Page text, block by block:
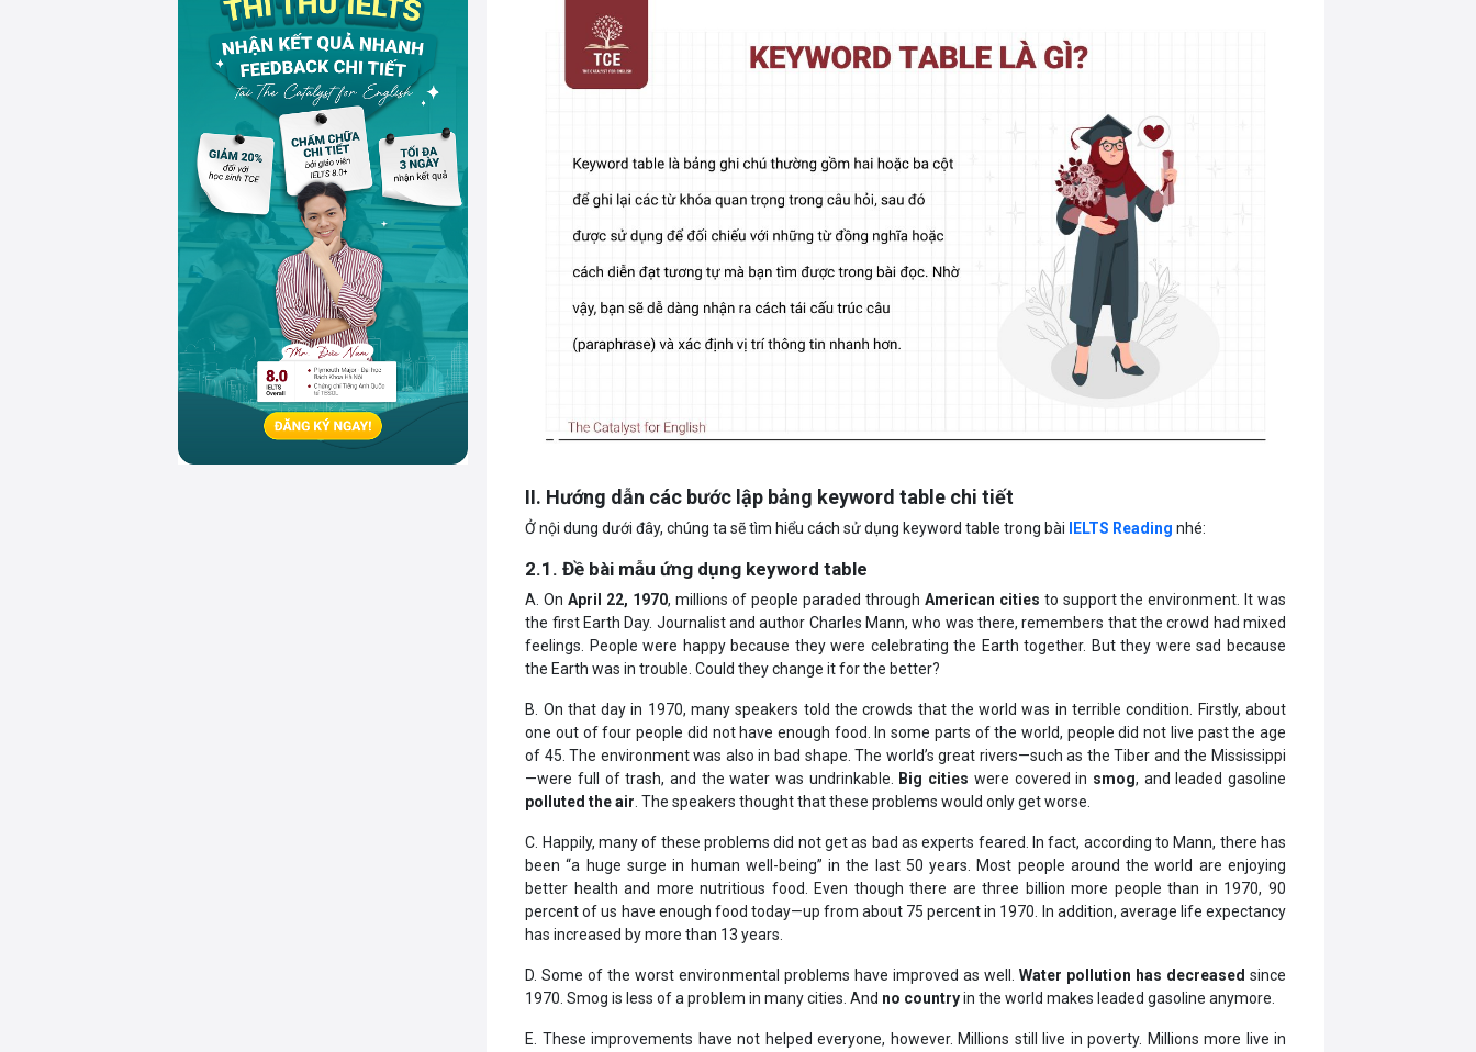
II. Hướng dẫn các bước lập bảng keyword table chi tiết
Ở nội dung dưới đây, chúng ta sẽ tìm hiểu cách sử dụng keyword table trong bài IELTS Reading nhé:
2.1. Đề bài mẫu ứng dụng keyword table
A. On April 22, 1970, millions of people paraded through American cities to support the environment. It was
the first Earth Day. Journalist and author Charles Mann, who was there, remembers that the crowd had mixed
feelings. People were happy because they were celebrating the Earth together. But they were sad because
the Earth was in trouble. Could they change it for the better?
B. On that day in 1970, many speakers told the crowds that the world was in terrible condition. Firstly, about
one out of four people did not have enough food. In some parts of the world, people did not live past the age
of 45. The environment was also in bad shape. The world’s great rivers—such as the Tiber and the Mississippi
—were full of trash, and the water was undrinkable. Big cities were covered in smog, and leaded gasoline
polluted the air. The speakers thought that these problems would only get worse.
C. Happily, many of these problems did not get as bad as experts feared. In fact, according to Mann, there has
been “a huge surge in human well-being” in the last 50 years. Most people around the world are enjoying
better health and more nutritious food. Even though there are three billion more people than in 1970, 90
percent of us have enough food today—up from about 75 percent in 1970. In addition, average life expectancy
has increased by more than 13 years.
D. Some of the worst environmental problems have improved as well.Water pollution has decreased since
1970. Smog is less of a problem in many cities. And no countryin the world makes leaded gasoline anymore.
E. These improvements have not helped everyone, however. Millions still live in poverty. Millions more live in